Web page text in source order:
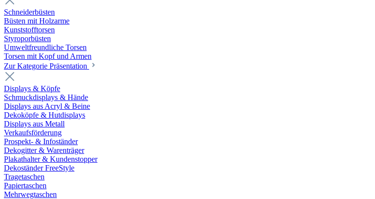
Schneiderbüsten
Büsten mit Holzarme
Kunststofftorsen
Styroporbüsten
Umweltfreundliche Torsen
Torsen mit Kopf und Armen
Zur Kategorie Präsentation
Displays & Köpfe
Schmuckdisplays & Hände
Displays aus Acryl & Beine
Dekoköpfe & Hutdisplays
Displays aus Metall
Verkaufsförderung
Prospekt- & Infoständer
Dekogitter & Warenträger
Plakathalter & Kundenstopper
Dekoständer FreeStyle
Tragetaschen
Papiertaschen
Mehrwegtaschen